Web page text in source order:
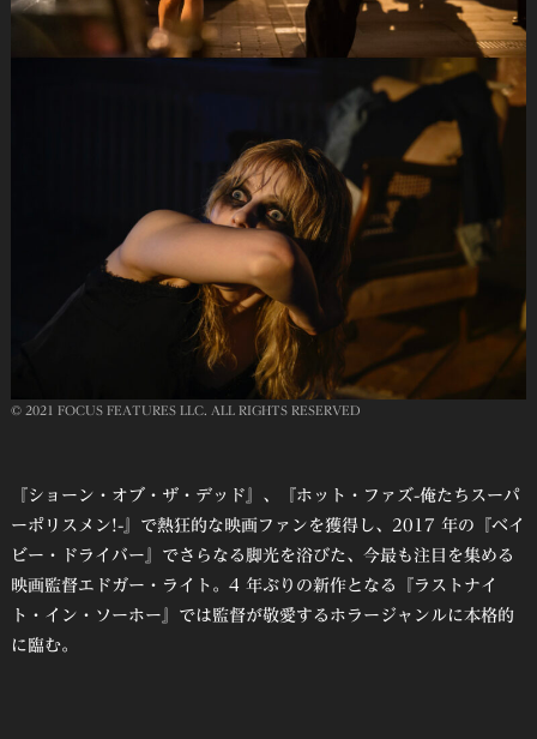
© 2021 FOCUS FEATURES LLC. ALL RIGHTS RESERVED
『ショーン・オブ・ザ・デッド』、『ホット・ファズ-俺たちスーパ
ーポリスメン!-』で熱狂的な映画ファンを獲得し、2017 年の『ベイ
ビー・ドライバー』でさらなる脚光を浴びた、今最も注目を集める
映画監督エドガー・ライト。4 年ぶりの新作となる『ラストナイ
ト・イン・ソーホー』では監督が敬愛するホラージャンルに本格的
に臨む。